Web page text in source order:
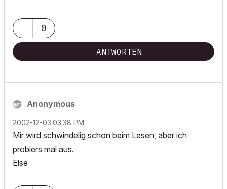
0
ANTWORTEN
Anonymous
‎2002-12-03 03:38 PM
Mir wird schwindelig schon beim Lesen, aber ich
probiers mal aus.
Else